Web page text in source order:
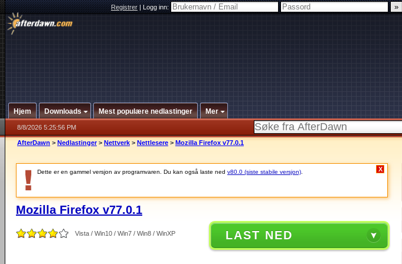
Registrer|Logg inn:
Hjem Downloads Mest populære nedlastinger Mer
8/8/2026 5:25:56 PM
AfterDawn > Nedlastinger > Nettverk > Nettlesere > Mozilla Firefox v77.0.1
Dette er en gammel versjon av programvaren. Du kan også laste ned v80.0 (siste stabile versjon) X
Mozilla Firefox v77.0.1
Vista / Win10 / Win7 / Win8 / WinXP LAST NED